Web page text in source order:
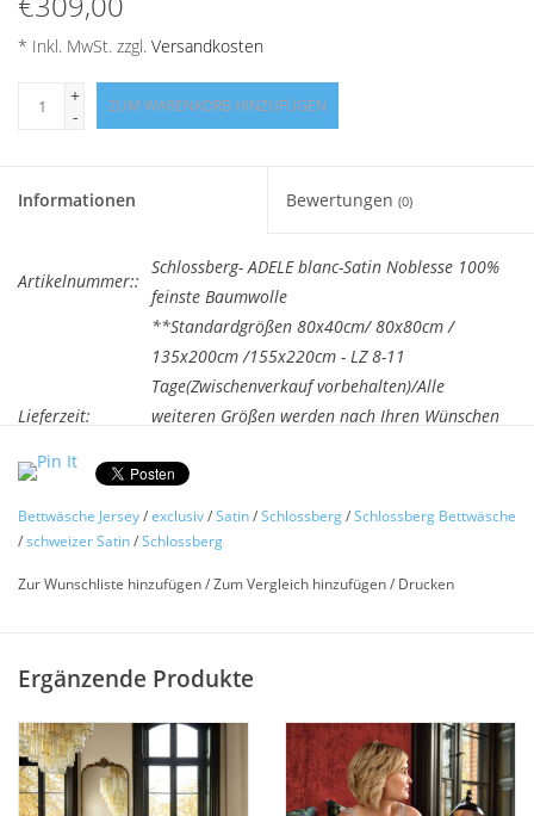
Vertrag widerrufen
Tel.0049(0)7322-919376
* Inkl. MwSt. zzgl. Versandkosten
+
-
ZUM WARENKORB HINZUFÜGEN
Informationen Bewertungen (0)
Artikelnummer::
Schlossberg- ADELE blanc-Satin Noblesse 100%
feinste Baumwolle
Lieferzeit:
**Standardgrößen 80x40cm/ 80x80cm /
135x200cm /155x220cm - LZ 8-11
Tage(Zwischenverkauf vorbehalten)/Alle
weiteren Größen werden nach Ihren Wünschen
Verarbeitung und Passgenauigkeit. LZ 3-5
Wochen (Bitte beac
BettwäscheADELE blanc-feiner
Schlossberg Switzerland
werden im Warenkorb angezeigt.
Dieser Goldlichtmoment auf der Bettwäsche ADÈLE, wie er
doch den Herbst mit seiner dezenten Opulenz ankündigt und
Bettwäsche Jersey/exclusiv/Satin/Schlossberg/Schlossberg Bettwäsche
/schweizer Satin/Schlossberg
Zur Wunschliste hinzufügen/Zum Vergleich hinzufügen/ Drucken
Ergänzende Produkte